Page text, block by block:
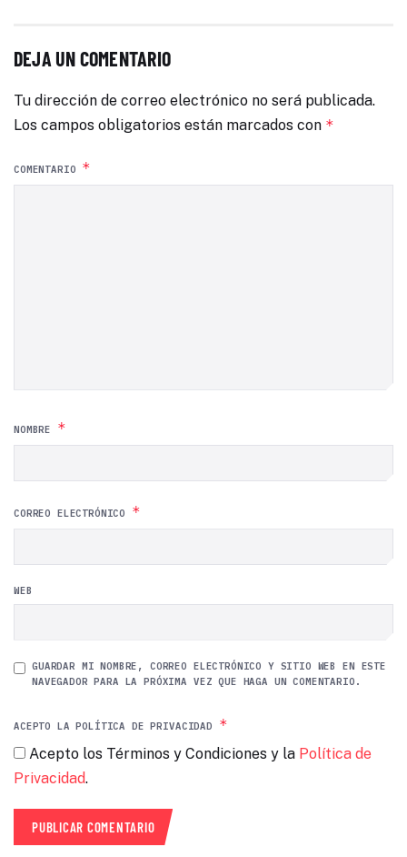
DEJA UN COMENTARIO
Tu dirección de correo electrónico no será publicada.
Los campos obligatorios están marcados con *
COMENTARIO *
NOMBRE *
CORREO ELECTRÓNICO *
WEB
GUARDAR MI NOMBRE, CORREO ELECTRÓNICO Y SITIO WEB EN ESTE
NAVEGADOR PARA LA PRÓXIMA VEZ QUE HAGA UN COMENTARIO.
ACEPTO LA POLÍTICA DE PRIVACIDAD *
Acepto los Términos y Condiciones y la Política de
Privacidad.